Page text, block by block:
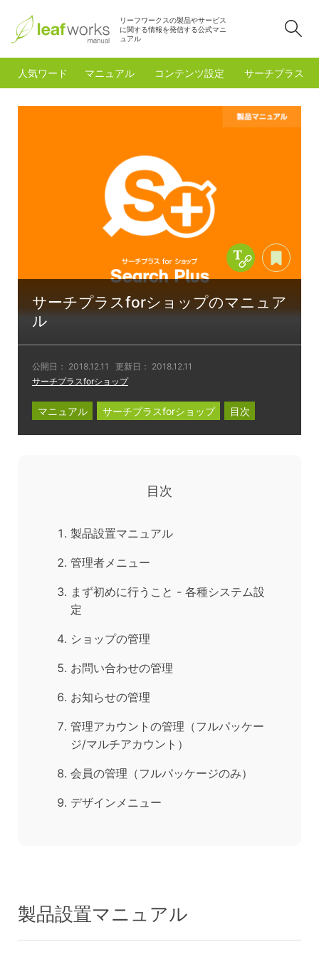
リーフワークスの製品やサービス
に関する情報を発信する公式マニ
ュアル
人気ワード マニュアル コンテンツ設定 サーチプラスfor
サーチプラスforショップのマニュア
ル
公開日： 2018.12.11 更新日： 2018.12.11
サーチプラスforショップ
Copy Title &
マニュアル サーチプラスforショップ 目次
目次
製品設置マニュアル
管理者メニュー
まず初めに行うこと - 各種システム設
定
ショップの管理
お問い合わせの管理
お知らせの管理
管理アカウントの管理（フルパッケー
ジ/マルチアカウント）
会員の管理（フルパッケージのみ）
デザインメニュー
製品設置マニュアル